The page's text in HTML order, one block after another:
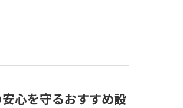
心を守るおすすめ設